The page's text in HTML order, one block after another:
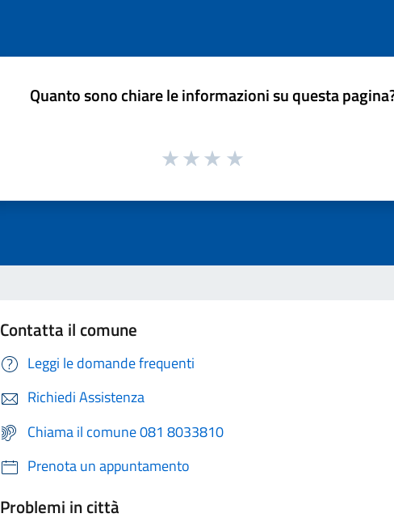
Quanto sono chiare le informazioni su questa
Contatta il comune
Leggi le domande frequenti
Richiedi Assistenza
Chiama il comune 081 8033810
Prenota un appuntamento
Problemi in città